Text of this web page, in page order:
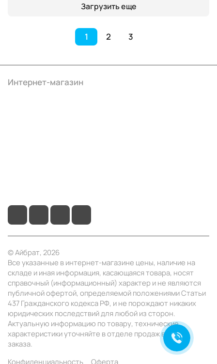
Загрузить еще
1 2 3
Интернет-магазин
© Айбрат, 2026
Все указанные в интернет-магазине цены, наличие на
складе и иная информация, касающаяся товара, носят
справочный (информационный) характер и не являются
публичной офертой, определяемой положениями Статьи
437 Гражданского кодекса РФ, и не порождают никаких
юридических последствий для любой из сторон.
Актуальную информацию по товару, технические
характеристики уточняйте в отделе продаж в день
заказа.
Конфиденциальность
Оферта